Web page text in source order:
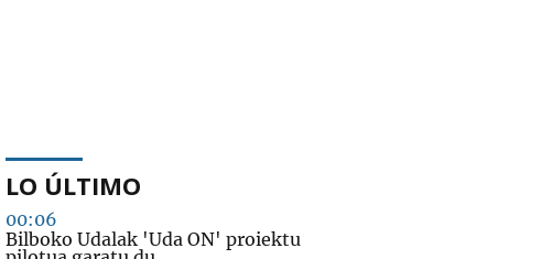
LO ÚLTIMO
00:06
Bilboko Udalak 'Uda ON' proiektu